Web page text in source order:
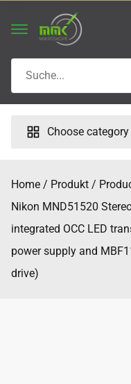
for:
Choose category
Home Produkt
Nikon MND51520
integrated OCC LED
power supply and
drive)